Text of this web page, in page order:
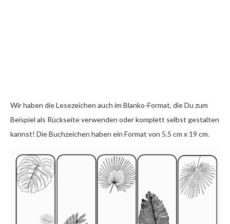
Wir haben die Lesezeichen auch im Blanko-Format, die Du zum
Beispiel als Rückseite verwenden oder komplett selbst gestalten
kannst! Die Buchzeichen haben ein Format von 5.5 cm x 19 cm.